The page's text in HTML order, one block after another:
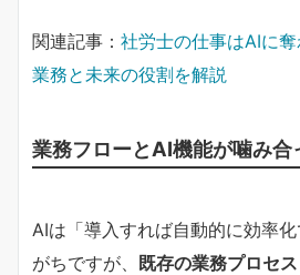
関連記事： 社労士の仕事はAIに
業務と未来の役割を解説
業務フローとAI機能が噛み合
AIは「導入すれば自動的に効率
がちですが、 既存の業務プロセ